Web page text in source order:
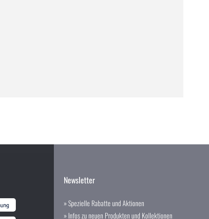
Newsletter
» Spezielle Rabatte und Aktionen
» Infos zu neuen Produkten und Kollektionen